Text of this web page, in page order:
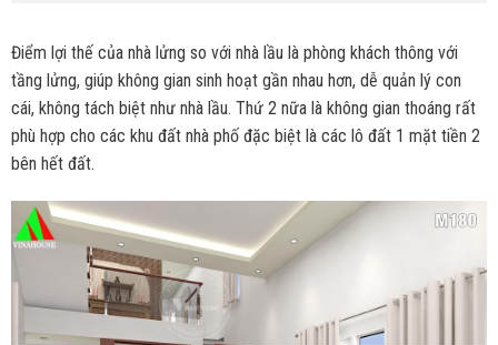
Điểm lợi thế của nhà lửng so với nhà lầu là phòng khách thông với
tầng lửng, giúp không gian sinh hoạt gần nhau hơn, dễ quản lý con
cái, không tách biệt như nhà lầu. Thứ 2 nữa là không gian thoáng rất
phù hợp cho các khu đất nhà phố đặc biệt là các lô đất 1 mặt tiền 2
bên hết đất.